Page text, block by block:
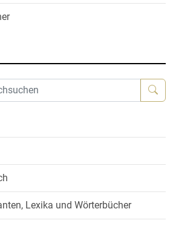
Lexika und Wörterbücher